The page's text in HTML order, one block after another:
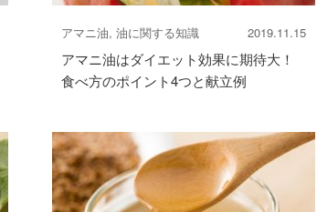
アマニ油, 油に関する知識 2019.11.15
アマニ油はダイエット効果に期待大！
食べ方のポイント4つと献立例